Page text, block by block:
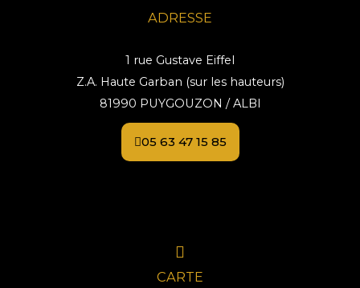
ADRESSE
1 rue Gustave Eiffel
Z.A. Haute Garban (sur les hauteurs)
81990 PUYGOUZON / ALBI
05 63 47 15 85
CARTE